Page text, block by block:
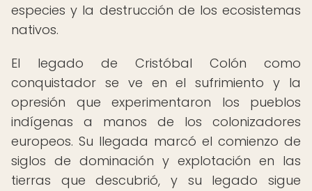
especies y la destrucción de los ecosistemas
nativos.
El legado de Cristóbal Colón como
conquistador se ve en el sufrimiento y la
opresión que experimentaron los pueblos
indígenas a manos de los colonizadores
europeos. Su llegada marcó el comienzo de
siglos de dominación y explotación en las
tierras que descubrió, y su legado sigue